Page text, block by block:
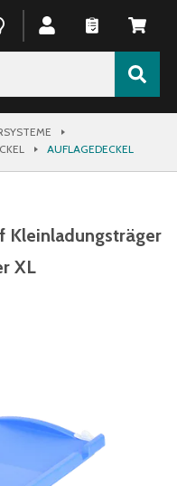
AUFLAGEDECKEL
Kleinladungsträger
XL